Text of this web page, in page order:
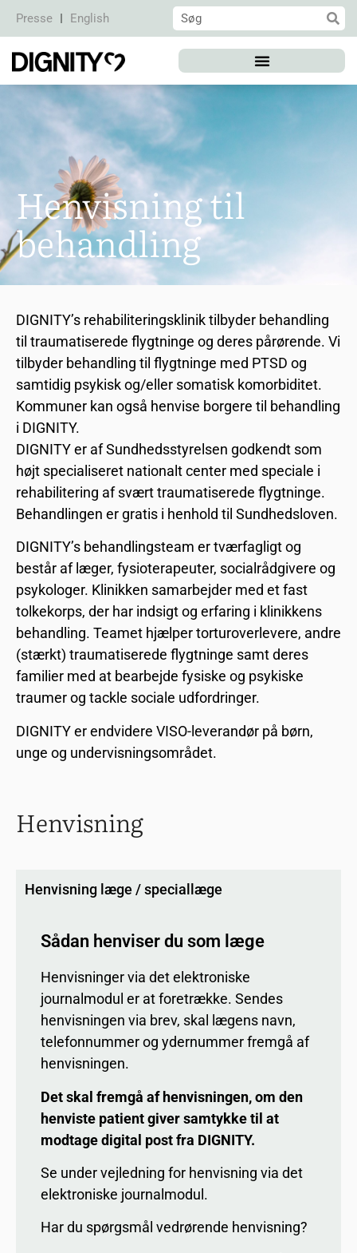
Presse English
Henvisning til
behandling
DIGNITY’s rehabiliteringsklinik tilbyder behandling
til traumatiserede flygtninge og deres pårørende. Vi
tilbyder behandling til flygtninge med PTSD og
samtidig psykisk og/eller somatisk komorbiditet.
Kommuner kan også henvise borgere til behandling
i DIGNITY.
DIGNITY er af Sundhedsstyrelsen godkendt som
højt specialiseret nationalt center med speciale i
rehabilitering af svært traumatiserede flygtninge.
Behandlingen er gratis i henhold til Sundhedsloven.
DIGNITY’s behandlingsteam er tværfagligt og
består af læger, fysioterapeuter, socialrådgivere og
psykologer. Klinikken samarbejder med et fast
tolkekorps, der har indsigt og erfaring i klinikkens
behandling. Teamet hjælper torturoverlevere, andre
(stærkt) traumatiserede flygtninge samt deres
familier med at bearbejde fysiske og psykiske
traumer og tackle sociale udfordringer.
DIGNITY er endvidere VISO-leverandør på børn,
unge og undervisningsområdet.
Henvisning
Henvisning læge / speciallæge
Sådan henviser du som læge
Henvisninger via det elektroniske
journalmodul er at foretrække. Sendes
henvisningen via brev, skal lægens navn,
telefonnummer og ydernummer fremgå af
henvisningen.
Det skal fremgå af henvisningen, om den
henviste patient giver samtykke til at
modtage digital post fra DIGNITY.
Se under vejledning for henvisning via det
elektroniske journalmodul.
Har du spørgsmål vedrørende henvisning?